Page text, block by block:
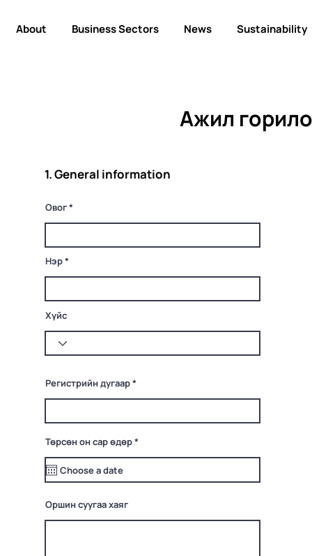
About Business Sectors News Sustainability
Ажил
1. General information
Овог
Нэр
Хүйс
Регистрийн дугаар
Төрсөн он сар өдөр*
q
r
Оршин суугаа хаяг